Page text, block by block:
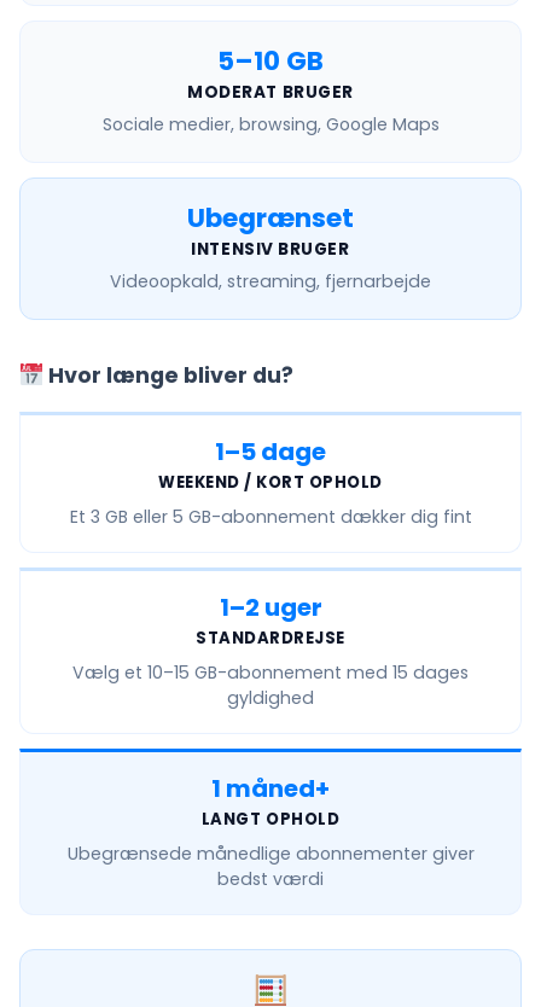
5–10 GB
MODERAT BRUGER
Sociale medier, browsing, Google Maps
Ubegrænset
INTENSIV BRUGER
Videoopkald, streaming, fjernarbejde
Hvor længe bliver du?
1–5 dage
WEEKEND / KORT OPHOLD
Et 3 GB eller 5 GB-abonnement dækker dig fint
1–2 uger
STANDARDREJSE
Vælg et 10–15 GB-abonnement med 15 dages
gyldighed
1 måned+
LANGT OPHOLD
Ubegrænsede månedlige abonnementer giver
bedst værdi